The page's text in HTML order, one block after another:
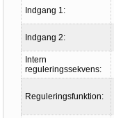
Indgang 1:
Indgang 2:
Intern
reguleringssekvens:
Reguleringsfunktion: